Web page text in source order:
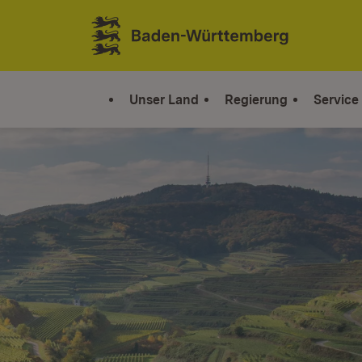
Zum Inhalt springen
Link zur Startseite
Unser Land Regierung Service